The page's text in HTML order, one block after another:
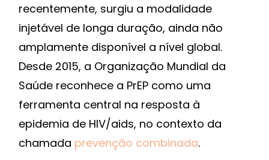
recentemente, surgiu a modalidade
injetável de longa duração, ainda não
amplamente disponível a nível global.
Desde 2015, a Organização Mundial da
Saúde reconhece a PrEP como uma
ferramenta central na resposta à
epidemia de HIV/aids, no contexto da
chamada prevenção combinada.